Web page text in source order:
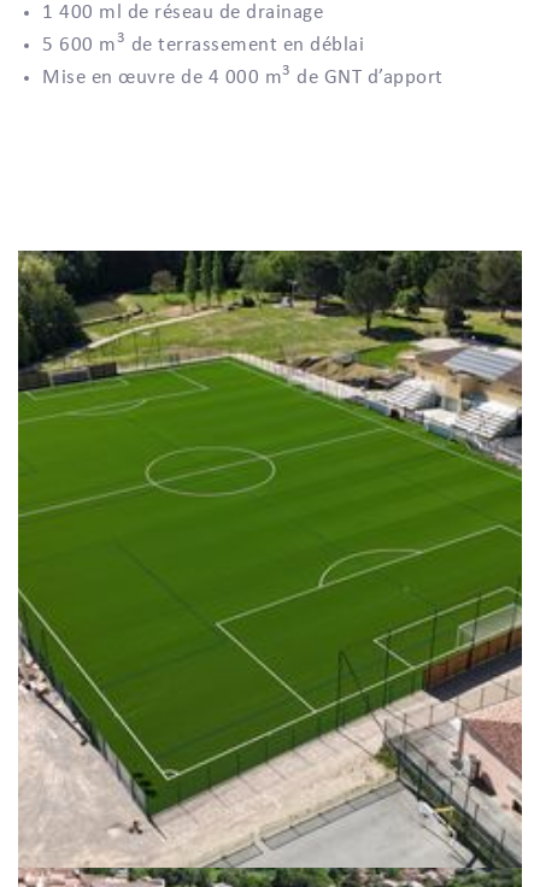
1 400 ml de réseau de drainage
5 600 m3 de terrassement en déblai
Mise en œuvre de 4 000 m3 de GNT d’apport